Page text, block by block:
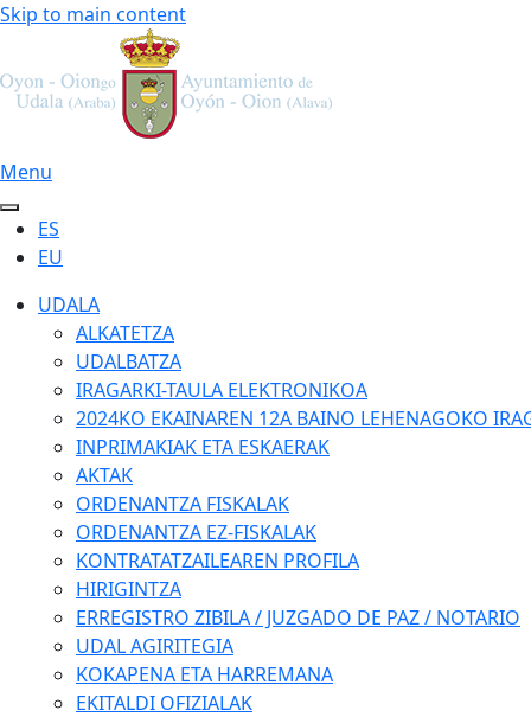
Skip to main content
Menu
ES
EU
UDALA
ALKATETZA
UDALBATZA
IRAGARKI-TAULA ELEKTRONIKOA
2024KO EKAINAREN 12A BAINO LEHENAGOKO
INPRIMAKIAK ETA ESKAERAK
AKTAK
ORDENANTZA FISKALAK
ORDENANTZA EZ-FISKALAK
KONTRATATZAILEAREN PROFILA
HIRIGINTZA
ERREGISTRO ZIBILA / JUZGADO DE PAZ / NOTARIO
UDAL AGIRITEGIA
KOKAPENA ETA HARREMANA
EKITALDI OFIZIALAK